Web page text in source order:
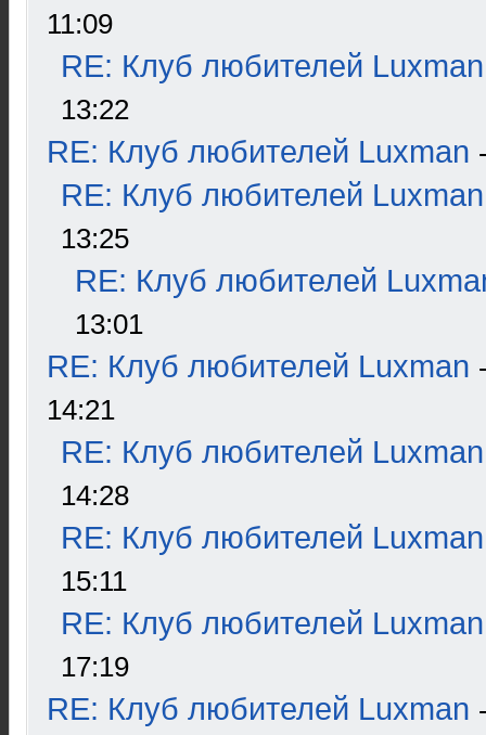
11:09
RE: Клуб любителей Luxman
13:22
RE: Клуб любителей Luxman
RE: Клуб любителей Luxman
13:25
RE: Клуб любителей
13:01
RE: Клуб любителей Luxman
14:21
RE: Клуб любителей Luxman
14:28
RE: Клуб любителей Luxman
15:11
RE: Клуб любителей Luxman
17:19
RE: Клуб любителей Luxman